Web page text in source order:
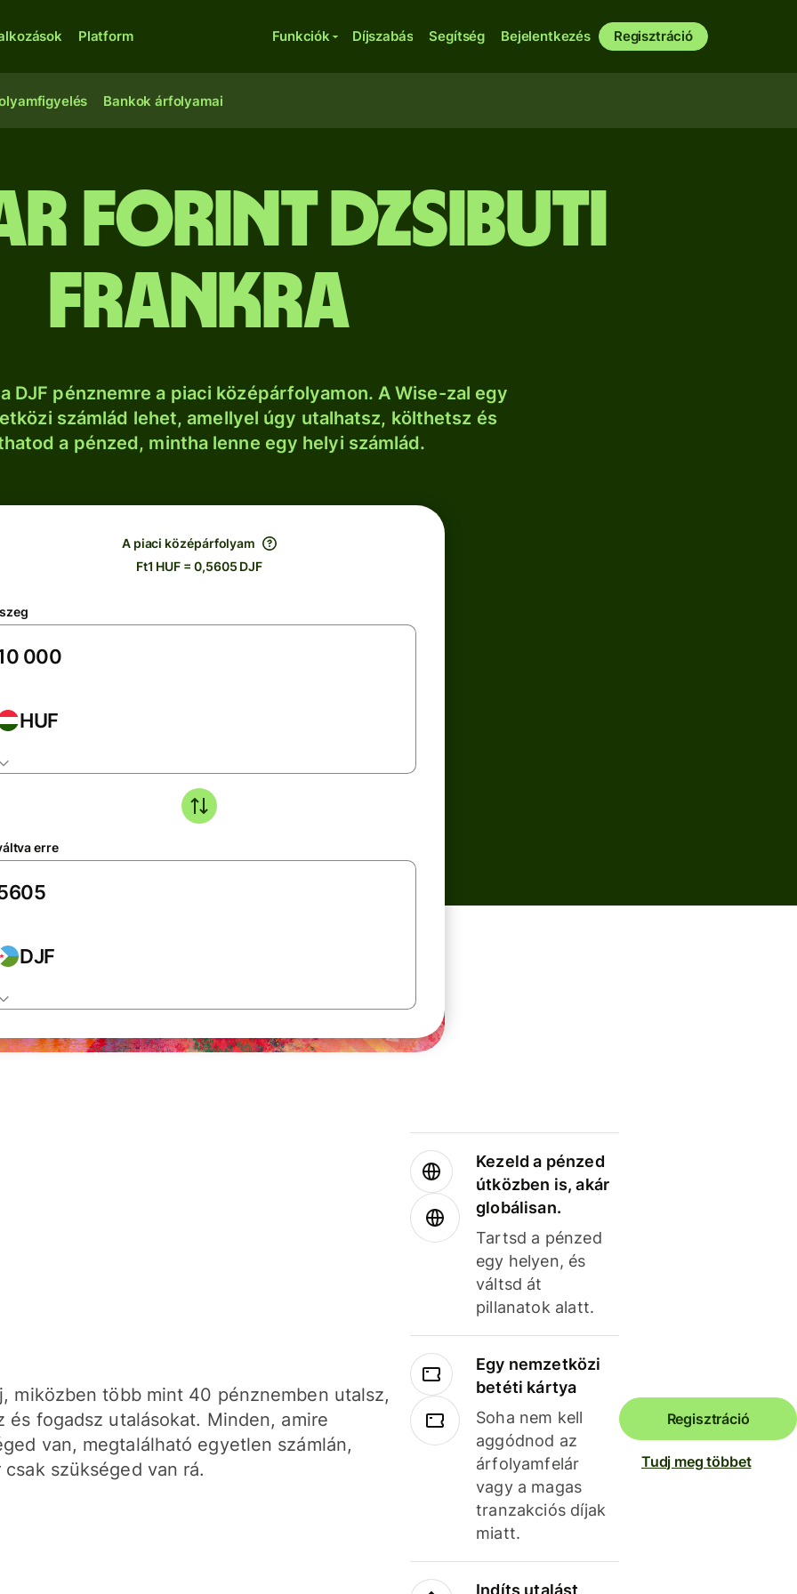
Platform Funkciók Díjszabás Segítség Bejelentkezés Regisztráció
Bankok árfolyamai
forint dzsibuti
frankra
DJF pénznemre a piaci középárfolyamon. A Wise-zal egy
számlád lehet, amellyel úgy utalhatsz, költhetsz és
a pénzed, mintha lenne egy helyi számlád.
A piaci középárfolyam
Ft1 HUF = 0,5605 DJF
HUF
erre
DJF
miközben több mint 40 pénznemben utalsz,
és fogadsz utalásokat. Minden, amire
van, megtalálható egyetlen számlán,
csak szükséged van rá.
Kezeld a pénzed
útközben is, akár
globálisan.
Tartsd a pénzed
egy helyen, és
váltsd át
pillanatok alatt.
Egy nemzetközi
betéti kártya
Soha nem kell
aggódnod az
árfolyamfelár
vagy a magas
tranzakciós díjak
miatt.
Indíts utalást
Regisztráció
Tudj meg többet